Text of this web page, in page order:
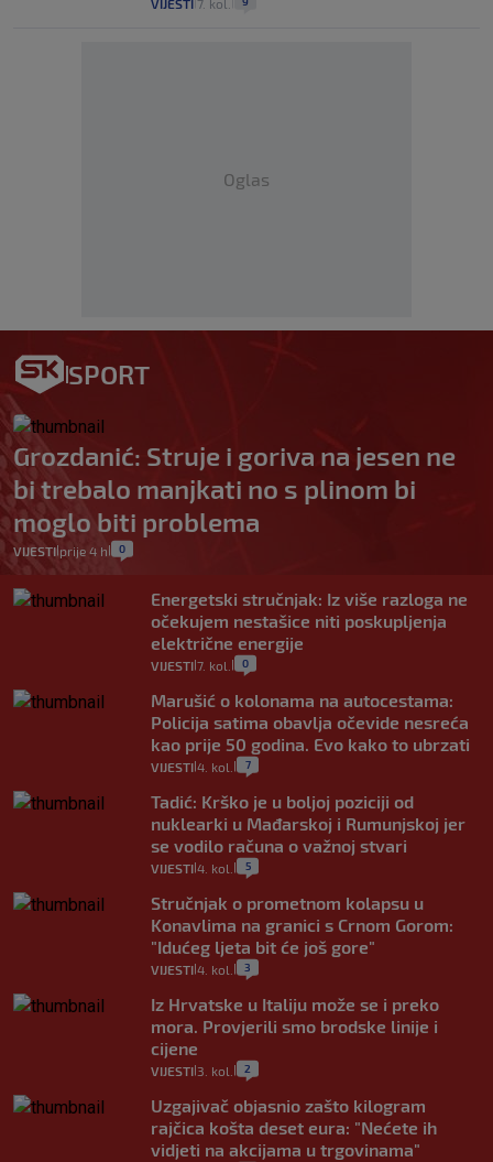
VIJESTI 7. kol.
Oglas
SPORT
Grozdanić: Struje i goriva na jesen ne
bi trebalo manjkati no s plinom bi
moglo biti problema
VIJESTI prije 4 h 0
Energetski stručnjak: Iz više razloga ne
očekujem nestašice niti poskupljenja
električne energije
VIJESTI 7. kol. 0
Marušić o kolonama na autocestama:
Policija satima obavlja očevide nesreća
kao prije 50 godina. Evo kako to ubrzati
VIJESTI 4. kol. 7
Tadić: Krško je u boljoj poziciji od
nuklearki u Mađarskoj i Rumunjskoj jer
se vodilo računa o važnoj stvari
VIJESTI 4. kol. 5
Stručnjak o prometnom kolapsu u
Konavlima na granici s Crnom Gorom:
"Idućeg ljeta bit će još gore"
VIJESTI 4. kol. 3
Iz Hrvatske u Italiju može se i preko
mora. Provjerili smo brodske linije i
cijene
VIJESTI 3. kol. 2
Uzgajivač objasnio zašto kilogram
rajčica košta deset eura: "Nećete ih
vidjeti na akcijama u trgovinama"